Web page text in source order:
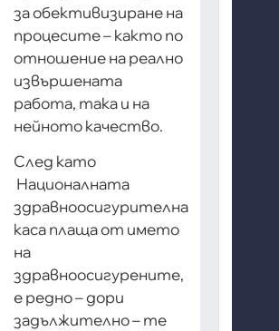
за обективизиране на
процесите – както по
отношение на реално
извършената
работа, така и на
нейното качество.
След като
Националната
здравноосигурителна
каса плаща от името
на
здравноосигурените,
е редно – дори
задължително – те